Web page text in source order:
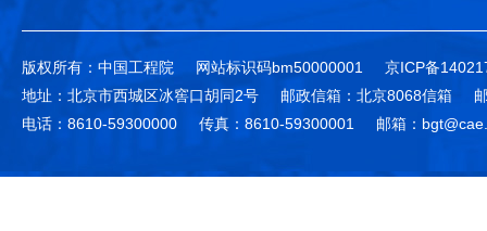
版权所有：中国工程院 网站标识码bm50000001
京ICP备
地址：北京市西城区冰窖口胡同2号
邮政信箱：北京8068信箱
电话：8610-59300000
传真：8610-59300001 邮箱：